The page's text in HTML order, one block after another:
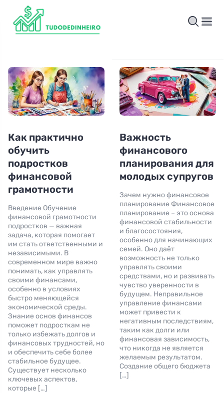
Как практично
обучить
подростков
финансовой
грамотности
Введение Обучение
финансовой грамотности
подростков — важная
задача, которая помогает
им стать ответственными и
независимыми. В
современном мире важно
понимать, как управлять
своими финансами,
особенно в условиях
быстро меняющейся
экономической среды.
Знание основ финансов
поможет подросткам не
только избежать долгов и
финансовых трудностей, но
и обеспечить себе более
стабильное будущее.
Существует несколько
ключевых аспектов,
которые […]
Важность
финансового
планирования для
молодых супругов
Зачем нужно финансовое
планирование Финансовое
планирование – это основа
финансовой стабильности
и благосостояния,
особенно для начинающих
семей. Оно даёт
возможность не только
управлять своими
средствами, но и развивать
чувство уверенности в
будущем. Неправильное
управление финансами
может привести к
негативным последствиям,
таким как долги или
финансовая зависимость,
что никогда не является
желаемым результатом.
Создание общего бюджета
[…]